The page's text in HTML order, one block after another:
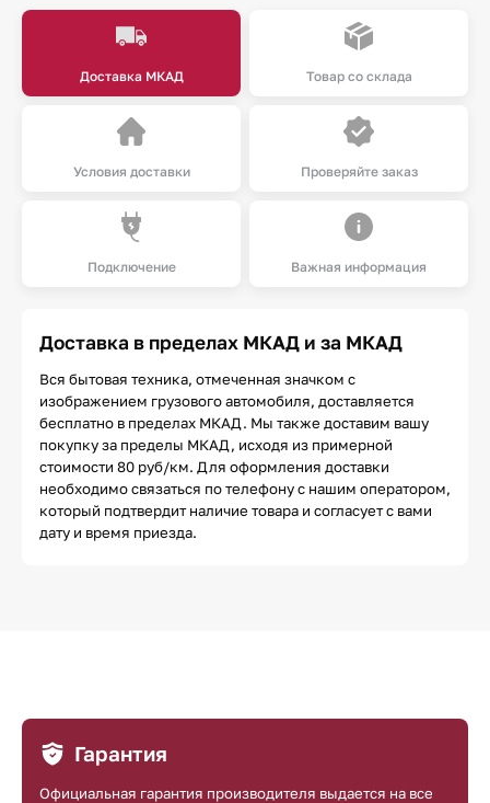
Доставка МКАД Товар со склада
Условия доставки Проверяйте заказ
Подключение Важная информация
Доставка в пределах МКАД и за МКАД
Вся бытовая техника, отмеченная значком с
изображением грузового автомобиля, доставляется
бесплатно в пределах МКАД. Мы также доставим вашу
покупку за пределы МКАД, исходя из примерной
стоимости 80 руб/км. Для оформления доставки
необходимо связаться по телефону с нашим оператором,
который подтвердит наличие товара и согласует с вами
дату и время приезда.
Гарантия
Официальная гарантия производителя выдается на все